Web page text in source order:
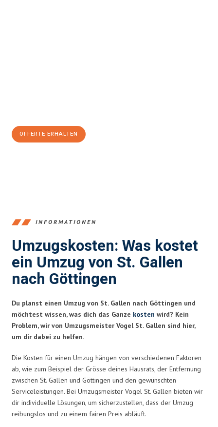
OFFERTE ERHALTEN
INFORMATIONEN
Umzugskosten: Was kostet
ein Umzug von St. Gallen
nach Göttingen
Du planst einen Umzug von St. Gallen nach Göttingen und
möchtest wissen, was dich das Ganze kosten wird? Kein
Problem, wir von Umzugsmeister Vogel St. Gallen sind hier,
um dir dabei zu helfen.
Die Kosten für einen Umzug hängen von verschiedenen Faktoren
ab, wie zum Beispiel der Grösse deines Hausrats, der Entfernung
zwischen St. Gallen und Göttingen und den gewünschten
Serviceleistungen. Bei Umzugsmeister Vogel St. Gallen bieten wir
dir individuelle Lösungen, um sicherzustellen, dass der Umzug
reibungslos und zu einem fairen Preis abläuft.